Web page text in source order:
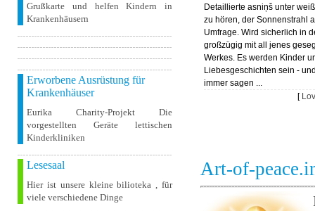
Grußkarte und helfen Kindern in
Krankenhäusern
Erworbene Ausrüstung für
Krankenhäuser
Eurika Charity-Projekt Die
vorgestellten Geräte lettischen
Kinderkliniken
Lesesaal
Hier ist unsere kleine bilioteka , für
viele verschiedene Dinge
Detaillierte asniņš unter
zu hören, der Sonnenstrahl
Umfrage. Wird sicherlich in
großzügig mit all jenes
Werkes. Es werden Kinder
Liebesgeschichten sein -
immer sagen ...
[
Art-of-